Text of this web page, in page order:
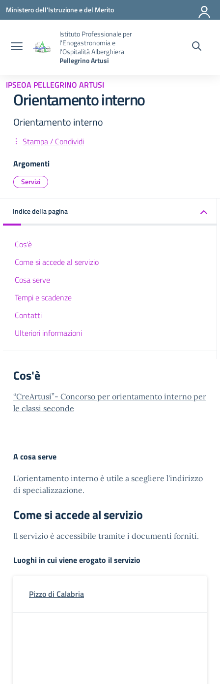
Vai ai contenuti
Vai al menu di navigazione
Vai al footer
Ministero dell'Istruzione e del Merito
Istituto Professionale per
l'Enogastronomia e
l'Ospitalità Alberghiera
Pellegrino Artusi
IPSEOA PELLEGRINO ARTUSI
Orientamento interno
Orientamento interno
Stampa / Condividi
Argomenti
Servizi
Indice della pagina
Cos'è
Come si accede al servizio
Cosa serve
Tempi e scadenze
Contatti
Ulteriori informazioni
Cos'è
“CreArtusi”- Concorso per orientamento interno per
le classi seconde
A cosa serve
L'orientamento interno è utile a scegliere l'indirizzo
di specializzazione.
Come si accede al servizio
Il servizio è accessibile tramite i documenti forniti.
Luoghi in cui viene erogato il servizio
Pizzo di Calabria